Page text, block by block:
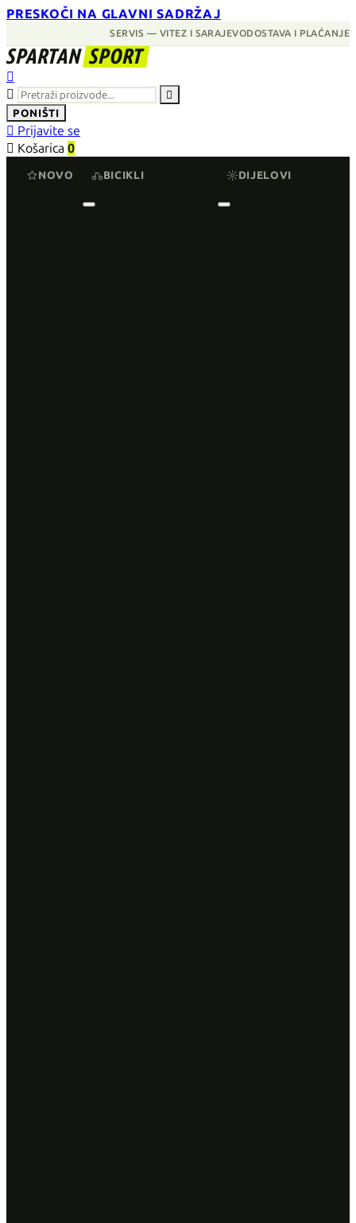
PRESKOČI NA GLAVNI SADRŽAJ
SERVIS — VITEZ I SARAJEVODOSTAVA I PLAĆANJE
SPARTAN SPORT



PONIŠTI
 Prijavite se
 Košarica 0
NOVO BICIKLI DIJELOVI